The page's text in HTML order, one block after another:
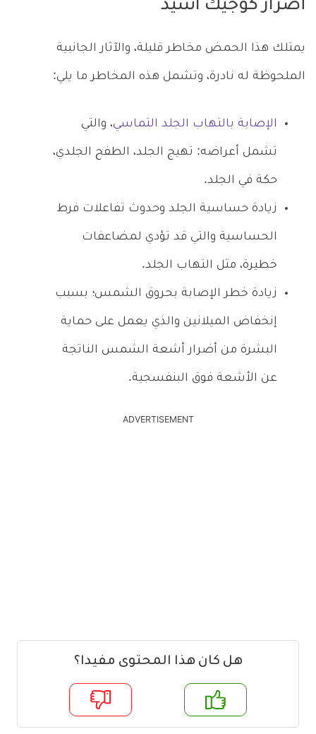
أضرار كوجيك اسيد
يمتلك هذا الحمض مخاطر قليلة، والآثار الجانبية
الملحوظة له نادرة، وتشمل هذه المخاطر ما يلي:
الإصابة بالتهاب الجلد التماسي، والتي
تشمل أعراضه: تهيج الجلد، الطفح الجلدي،
حكة في الجلد.
زيادة حساسية الجلد وحدوث تفاعلات فرط
الحساسية والتي قد تؤدي لمضاعفات
خطيرة، مثل التهاب الجلد.
زيادة خطر الإصابة بحروق الشمس؛ بسبب
إنخفاض الميلانين والذي يعمل على حماية
البشرة من أضرار أشعة الشمس الناتجة
عن الأشعة فوق البنفسجية.
ADVERTISEMENT
هل كان هذا المحتوى مفيدا؟
لا